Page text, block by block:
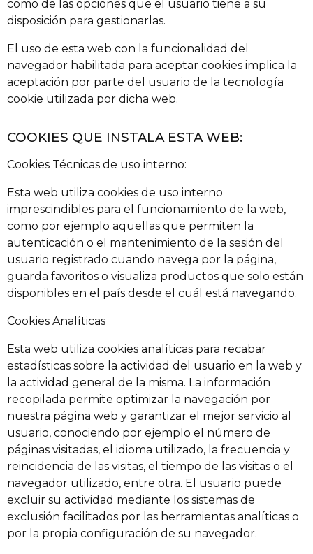
como de las opciones que el usuario tiene a su
disposición para gestionarlas.
El uso de esta web con la funcionalidad del
navegador habilitada para aceptar cookies implica la
aceptación por parte del usuario de la tecnología
cookie utilizada por dicha web.
COOKIES QUE INSTALA ESTA WEB:
Cookies Técnicas de uso interno:
Esta web utiliza cookies de uso interno
imprescindibles para el funcionamiento de la web,
como por ejemplo aquellas que permiten la
autenticación o el mantenimiento de la sesión del
usuario registrado cuando navega por la página,
guarda favoritos o visualiza productos que solo están
disponibles en el país desde el cuál está navegando.
Cookies Analíticas
Esta web utiliza cookies analíticas para recabar
estadísticas sobre la actividad del usuario en la web y
la actividad general de la misma. La información
recopilada permite optimizar la navegación por
nuestra página web y garantizar el mejor servicio al
usuario, conociendo por ejemplo el número de
páginas visitadas, el idioma utilizado, la frecuencia y
reincidencia de las visitas, el tiempo de las visitas o el
navegador utilizado, entre otra. El usuario puede
excluir su actividad mediante los sistemas de
exclusión facilitados por las herramientas analíticas o
por la propia configuración de su navegador.